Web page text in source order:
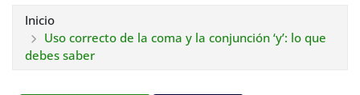
Inicio
Uso correcto de la coma y la conjunción ‘y’: lo que
debes saber